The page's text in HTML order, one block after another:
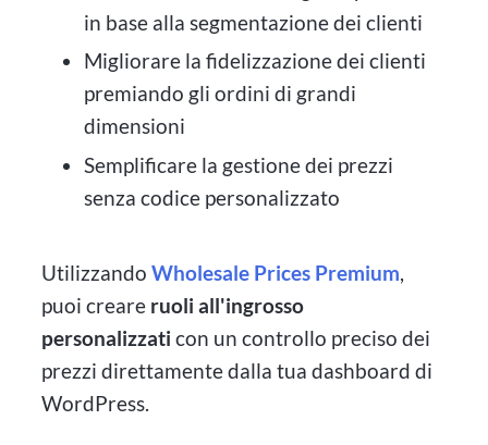
in base alla segmentazione dei clienti
Migliorare la fidelizzazione dei clienti
premiando gli ordini di grandi
dimensioni
Semplificare la gestione dei prezzi
senza codice personalizzato
UtilizzandoWholesale Prices Premium
puoi creare ruoli all'ingrosso
personalizzati con un controllo preciso dei
prezzi direttamente dalla tua dashboard di
WordPress.